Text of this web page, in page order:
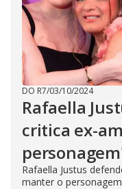
DO R7/03/10/2024
Rafaella
critica ex-
Rafaella Justus
manter o